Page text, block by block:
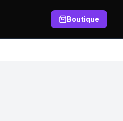
Boutique